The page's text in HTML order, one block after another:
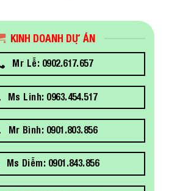
KINH DOANH DỰ ÁN
Mr Lễ: 0902.617.657
Ms Linh: 0963.454.517
Mr Bình: 0901.803.856
Ms Diễm: 0901.843.856